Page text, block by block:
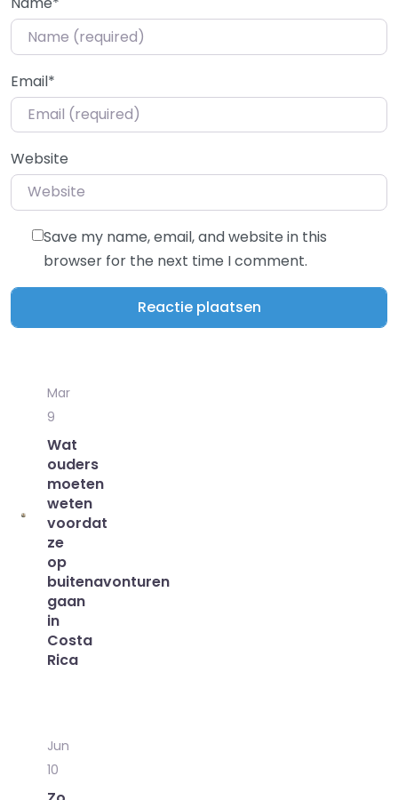
Email*
Website
Save my name, email, and website in this
browser for the next time I comment.
Mar
9
Wat
ouders
moeten
weten
voordat
ze
op
buitenavonturen
gaan
in
Costa
Rica
Jun
10